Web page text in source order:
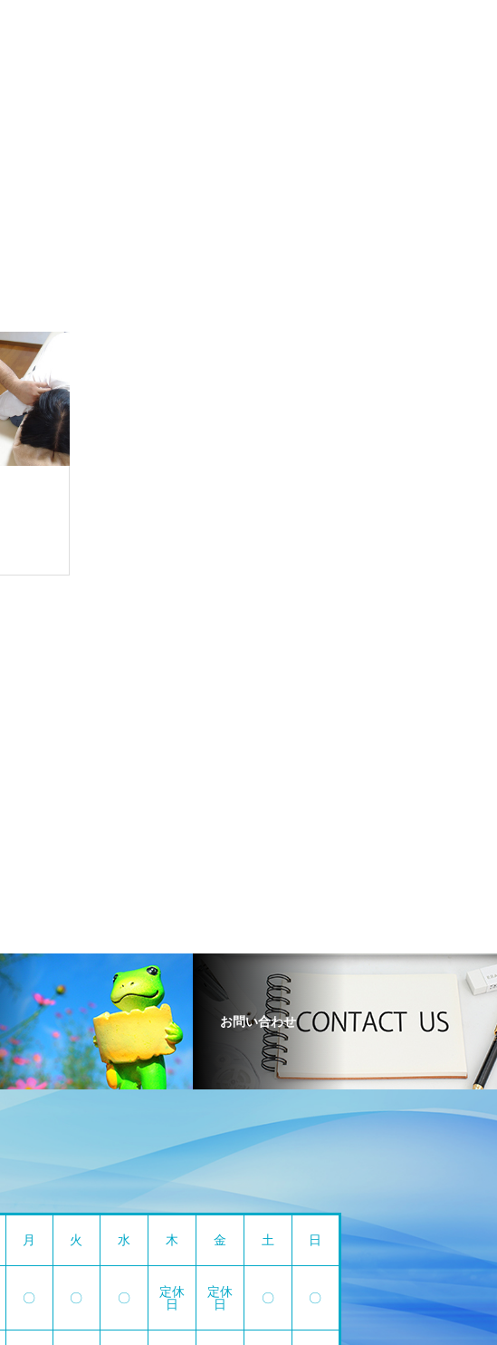
お問い合わせ
月 火 水 木 金 土 日
〇 〇 〇
定休
日
定休
日
〇 〇